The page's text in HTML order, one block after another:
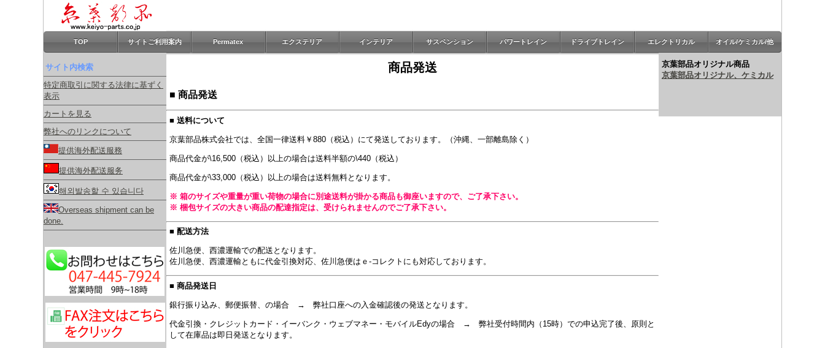
TOP サイトご利用案内 Permatex エクステリア インテリア サスペンション パワートレイン ドライブトレイン エレクトリカル オイル/ケミカル/他
サイト内検索
特定商取引に関する法律に基ずく
表示
カートを見る
弊社へのリンクについて
提供海外配送服務
提供海外配送服务
해외발송할 수 있습니다
Overseas shipment can be
done.
商品発送
■ 商品発送
■ 送料について
京葉部品株式会社では、全国一律送料￥880（税込）にて発送しております。（沖縄、一部離島除く）
商品代金が\16,500（税込）以上の場合は送料半額の\440（税込）
商品代金が\33,000（税込）以上の場合は送料無料となります。
※ 箱のサイズや重量が重い荷物の場合に別途送料が掛かる商品も御座いますので、ご了承下さい。
※ 梱包サイズの大きい商品の配達指定は、受けられませんのでご了承下さい。
■ 配送方法
佐川急便、西濃運輸での配送となります。
佐川急便、西濃運輸ともに代金引換対応、佐川急便はｅ-コレクトにも対応しております。
■ 商品発送日
銀行振り込み、郵便振替、の場合 → 弊社口座への入金確認後の発送となります。
代金引換・クレジットカード・イーバンク・ウェブマネー・モバイルEdyの場合 → 弊社受付時間内（15時）での申込完了後、原則と
して在庫品は即日発送となります。
京葉部品オリジナル商品
京葉部品オリジナル、ケミカル